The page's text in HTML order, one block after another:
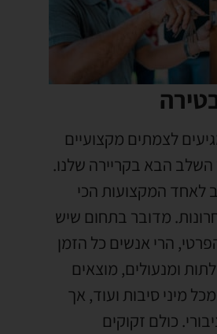
לצמתים מקצועיים
הבא בקריירה שלנו.
לאחד המקצועות הכי
. מדובר בתחום שיש
, הרי אנשים כל הזמן
ומנעולים, מוצאים
מיני סיבות ועוד, אך
. כולם זקוקים